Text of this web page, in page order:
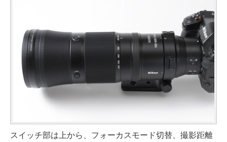
スイッチ部は上から、フォーカスモード切替、撮影距離